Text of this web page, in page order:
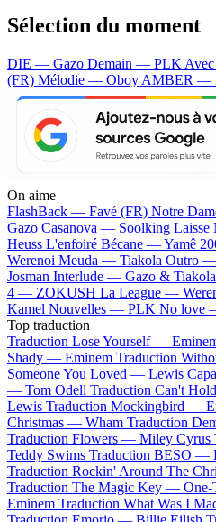
Sélection du moment
DIE — Gazo Demain — PLK
(FR) Mélodie — Oboy AMBER —
On aime
FlashBack — Favé (FR) Notre
Gazo Casanova — Soolking
Heuss L'enfoiré Bécane —Yamê
Werenoi Meuda — Tiakola Outro —
Josman Interlude — Gazo & Tiakola
4 — ZOKUSH La League —
Kamel Nouvelles — PLK No love
Top traduction
Traduction Lose Yourself —
Shady — Eminem Traduction
Someone You Loved — Lewis
— Tom Odell Traduction Can't
Lewis Traduction Mockingbird —
Christmas — Wham Traduction
Traduction Flowers — Miley Cyrus
Teddy Swims Traduction BESO —
Traduction Rockin' Around The
Traduction The Magic Key — One-
Eminem Traduction What Was I